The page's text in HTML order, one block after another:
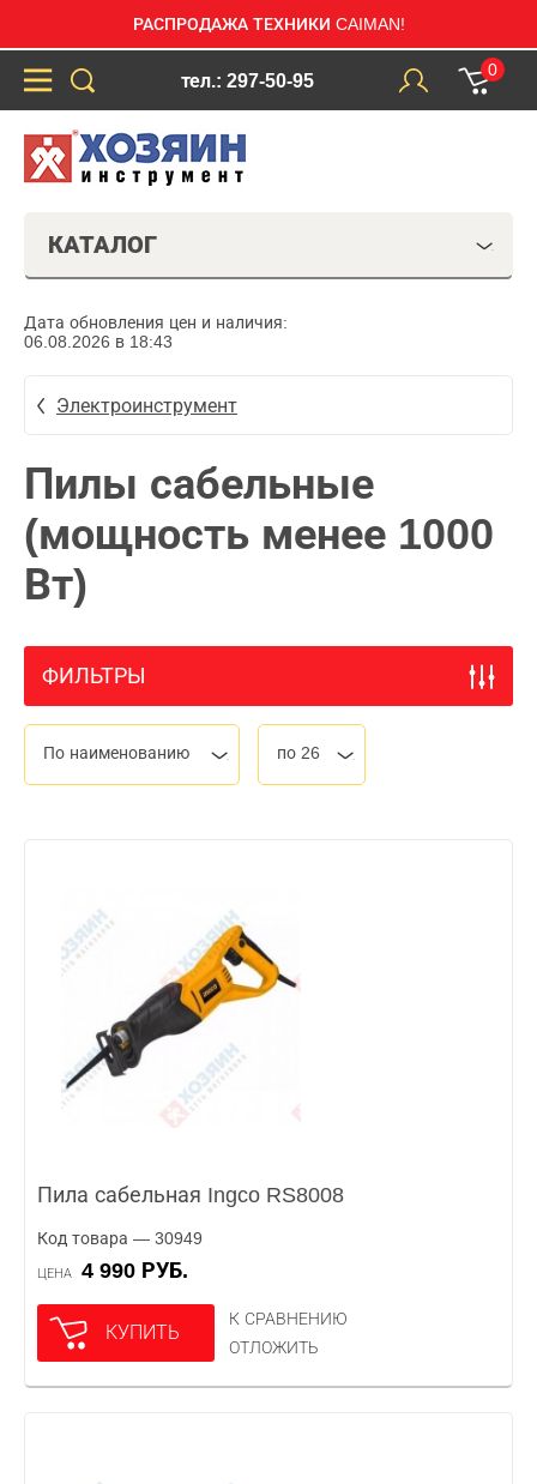
РАСПРОДАЖА ТЕХНИКИ CAIMAN!
тел.: 297-50-95
0
КАТАЛОГ
Дата обновления цен и наличия:
06.08.2026 в 18:43
Электроинструмент
Пилы сабельные
(мощность менее 1000
Вт)
ФИЛЬТРЫ
По наименованию по 26
Пила сабельная Ingco RS8008
Код товара — 30949
ЦЕНА 4 990 РУБ.
КУПИТЬ
К СРАВНЕНИЮ
ОТЛОЖИТЬ